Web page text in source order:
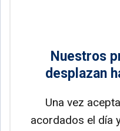
Nuestros
desplazan
Una vez
acordados el día